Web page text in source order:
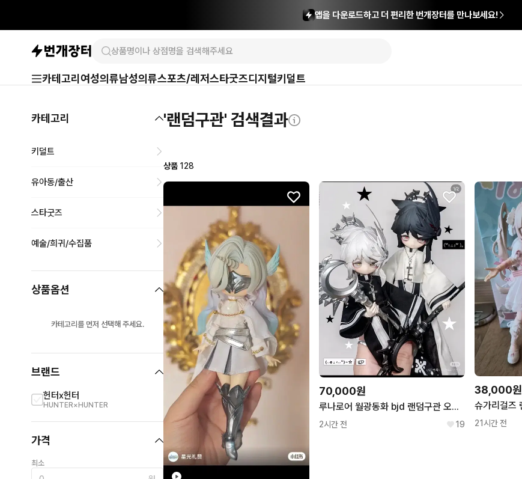
앱을 다운로드하고 더 편리한 번개장터를 만나보세요!
카테고리 여성의류남성의류스포츠/레저스타굿즈디지털키덜트
카테고리
키덜트
유아동/출산
스타굿즈
예술/희귀/수집품
상품옵션
카테고리를 먼저 선택해 주세요.
브랜드
헌터x헌터
HUNTER×HUNTER
가격
최소
'랜덤구관' 검색결과
상품 128
70,000원
루나로어 월광동화 bjd 랜덤구관 오비츠 블라인드돌 이색
2시간 전 19
38,000원
21시간 전